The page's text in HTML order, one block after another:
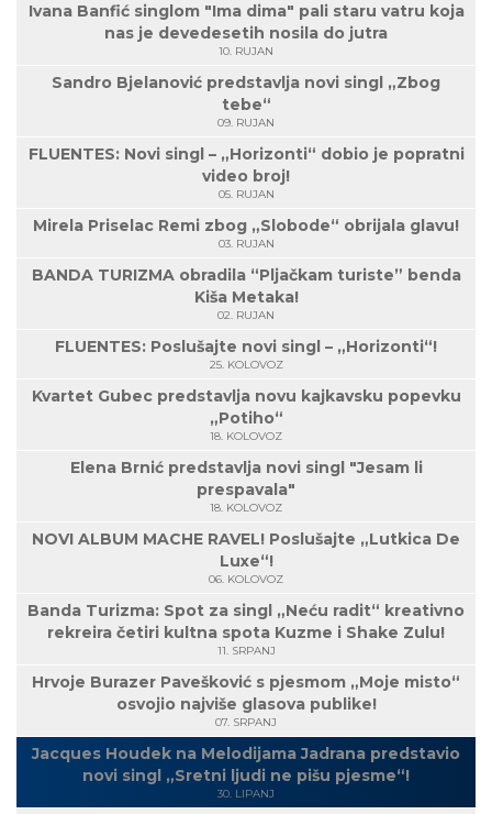
Ivana Banfić singlom "Ima dima" pali staru vatru koja
nas je devedesetih nosila do jutra
10. RUJAN
Sandro Bjelanović predstavlja novi singl „Zbog
tebe“
09. RUJAN
FLUENTES: Novi singl – „Horizonti“ dobio je popratni
video broj!
05. RUJAN
Mirela Priselac Remi zbog „Slobode“ obrijala glavu!
03. RUJAN
BANDA TURIZMA obradila “Pljačkam turiste” benda
Kiša Metaka!
02. RUJAN
FLUENTES: Poslušajte novi singl – „Horizonti“!
25. KOLOVOZ
Kvartet Gubec predstavlja novu kajkavsku popevku
„Potiho“
18. KOLOVOZ
Elena Brnić predstavlja novi singl "Jesam li
prespavala"
18. KOLOVOZ
NOVI ALBUM MACHE RAVEL! Poslušajte „Lutkica De
Luxe“!
06. KOLOVOZ
Banda Turizma: Spot za singl „Neću radit“ kreativno
rekreira četiri kultna spota Kuzme i Shake Zulu!
11. SRPANJ
Hrvoje Burazer Pavešković s pjesmom „Moje misto“
osvojio najviše glasova publike!
07. SRPANJ
Jacques Houdek na Melodijama Jadrana predstavio
novi singl „Sretni ljudi ne pišu pjesme“!
30. LIPANJ